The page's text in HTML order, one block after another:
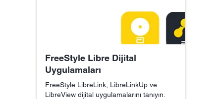
FreeStyle Libre Dijital
Uygulamaları
FreeStyle LibreLink, LibreLinkUp ve
LibreView dijital uygulamalarını tanıyın.